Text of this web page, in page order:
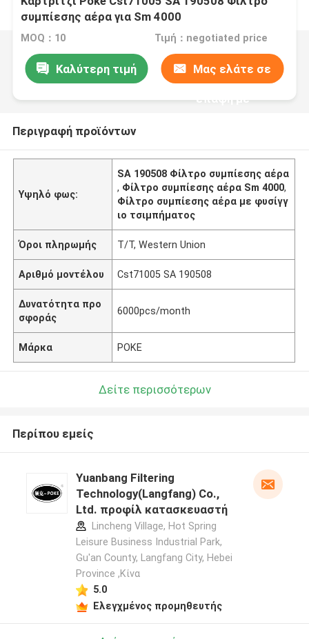
συμπίεσης αέρα για Sm 4000
MOQ：10 Τιμή：negotiated price
Καλύτερη τιμή Μας ελάτε σε
επαφή με
Περιγραφή προϊόντων
Υψηλό φως:
SA 190508 Φίλτρο συμπίεσης αέρα
, Φίλτρο συμπίεσης αέρα Sm 4000,
Φίλτρο συμπίεσης αέρα με φυσίγγ
ιο τσιμπήματος
Όροι πληρωμής T/T, Western Union
Αριθμό μοντέλου Cst71005 SA 190508
Δυνατότητα προ
σφοράς
6000pcs/month
Μάρκα POKE
Δείτε περισσότερων
Περίπου εμείς
Yuanbang Filtering
Technology(Langfang) Co.,
Ltd. προφίλ κατασκευαστή
Lincheng Village, Hot Spring
Leisure Business Industrial Park,
Gu'an County, Langfang City, Hebei
Province ,Κίνα
5.0
Ελεγχμένος προμηθευτής